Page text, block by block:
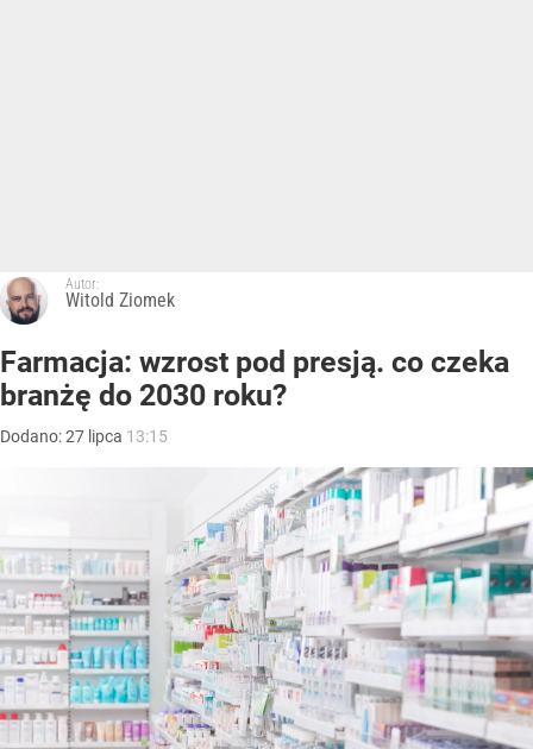
Autor:
Witold Ziomek
Farmacja: wzrost pod presją. co czeka
branżę do 2030 roku?
Dodano:27 lipca 13:15